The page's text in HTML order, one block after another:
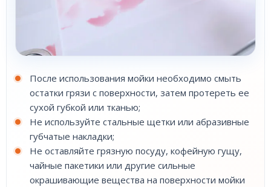
После использования мойки необходимо смыть
остатки грязи с поверхности, затем протереть ее
сухой губкой или тканью;
Не используйте стальные щетки или абразивные
губчатые накладки;
Не оставляйте грязную посуду, кофейную гущу,
чайные пакетики или другие сильные
окрашивающие вещества на поверхности мойки